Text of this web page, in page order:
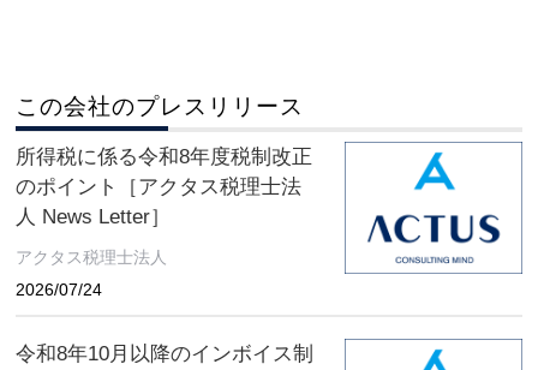
この会社のプレスリリース
所得税に係る令和8年度税制改正
のポイント［アクタス税理士法
人 News Letter］
アクタス税理士法人
2026/07/24
令和8年10月以降のインボイス制